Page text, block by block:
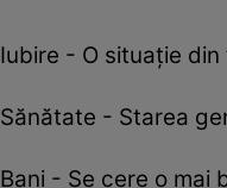
Iubire - O situație
Sănătate - Starea
Bani - Se cere o mai